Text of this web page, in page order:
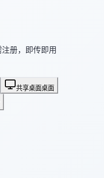
册，即传即用
共享桌面桌面